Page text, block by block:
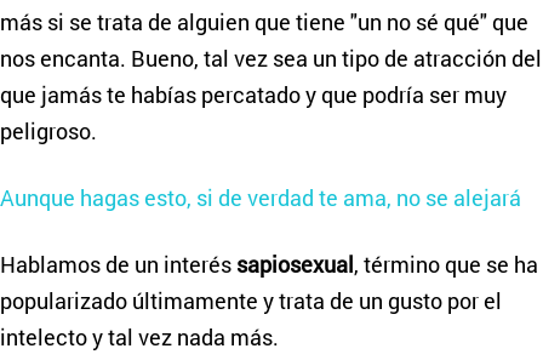
más si se trata de alguien que tiene "un no sé qué" que
nos encanta. Bueno, tal vez sea un tipo de atracción del
que jamás te habías percatado y que podría ser muy
peligroso.
Aunque hagas esto, si de verdad te ama, no se alejará
Hablamos de un interés sapiosexual, término que se ha
popularizado últimamente y trata de un gusto por el
intelecto y tal vez nada más.